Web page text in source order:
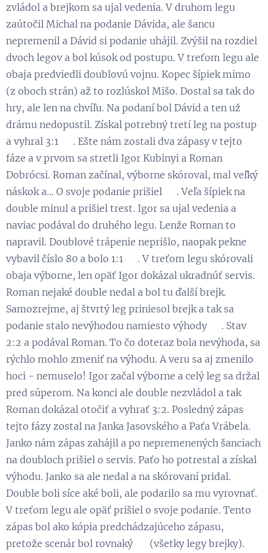
zvládol a brejkom sa ujal vedenia. V druhom legu
zaútočil Michal na podanie Dávida, ale šancu
nepremenil a Dávid si podanie uhájil. Zvýšil na rozdiel
dvoch legov a bol kúsok od postupu. V treťom legu ale
obaja predviedli doublovú vojnu. Kopec šípiek mimo
(z oboch strán) až to rozlúskol Mišo. Dostal sa tak do
hry, ale len na chvíľu. Na podaní bol Dávid a ten už
drámu nedopustil. Získal potrebný tretí leg na postup
a vyhral 3:1 💪. Ešte nám zostali dva zápasy v tejto
fáze a v prvom sa stretli Igor Kubinyi a Roman
Dobrócsi. Roman začínal, výborne skóroval, mal veľký
náskok a… O svoje podanie prišiel 😁. Veľa šípiek na
double minul a prišiel trest. Igor sa ujal vedenia a
naviac podával do druhého legu. Lenže Roman to
napravil. Doublové trápenie neprišlo, naopak pekne
vybavil číslo 80 a bolo 1:1 😃. V treťom legu skórovali
obaja výborne, len opäť Igor dokázal ukradnúť servis.
Roman nejaké double nedal a bol tu ďalší brejk.
Samozrejme, aj štvrtý leg priniesol brejk a tak sa
podanie stalo nevýhodou namiesto výhody 😁. Stav
2:2 a podával Roman. To čo doteraz bola nevýhoda, sa
rýchlo mohlo zmeniť na výhodu. A veru sa aj zmenilo
hoci - nemuselo! Igor začal výborne a celý leg sa držal
pred súperom. Na konci ale double nezvládol a tak
Roman dokázal otočiť a vyhrať 3:2. Posledný zápas
tejto fázy zostal na Janka Jasovského a Paťa Vrábela.
Janko nám zápas zahájil a po nepremenených šanciach
na doubloch prišiel o servis. Paťo ho potrestal a získal
výhodu. Janko sa ale nedal a na skórovaní pridal.
Double boli síce aké boli, ale podarilo sa mu vyrovnať.
V treťom legu ale opäť prišiel o svoje podanie. Tento
zápas bol ako kópia predchádzajúceho zápasu,
pretože scenár bol rovnaký 😁 (všetky legy brejky).